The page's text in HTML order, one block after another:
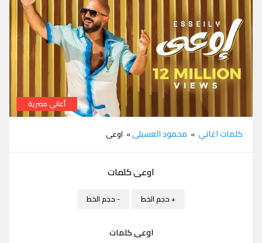
أغاني مصرية
كلمات اغاني » محمود العسيلى» اوعى
اوعى كلمات
+ حجم الخط - حجم الخط
اوعى كلمات